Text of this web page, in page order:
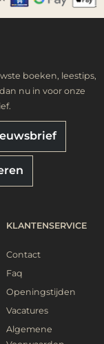
boeken, leestips,
nu in voor onze
KLANTENSERVICE
Contact
Faq
Openingstijden
Vacatures
Algemene